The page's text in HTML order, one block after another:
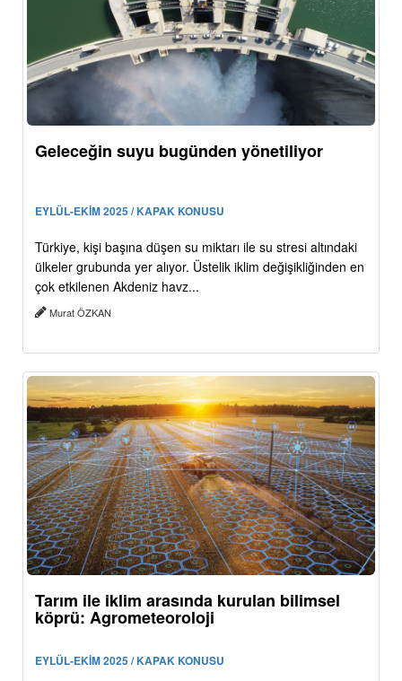
Geleceğin suyu bugünden yönetiliyor
EYLÜL-EKİM 2025 / KAPAK KONUSU
Türkiye, kişi başına düşen su miktarı ile su stresi altındaki
ülkeler grubunda yer alıyor. Üstelik iklim değişikliğinden en
çok etkilenen Akdeniz havz...
Murat ÖZKAN
Tarım ile iklim arasında kurulan bilimsel
köprü: Agrometeoroloji
EYLÜL-EKİM 2025 / KAPAK KONUSU